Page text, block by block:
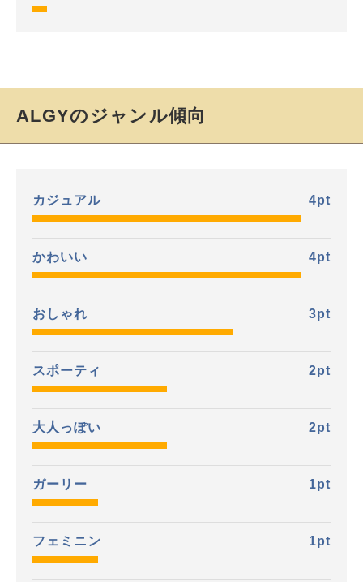
ALGYのジャンル傾向
カジュアル 4pt
かわいい 4pt
おしゃれ 3pt
スポーティ 2pt
大人っぽい 2pt
ガーリー 1pt
フェミニン 1pt